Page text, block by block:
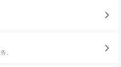
。